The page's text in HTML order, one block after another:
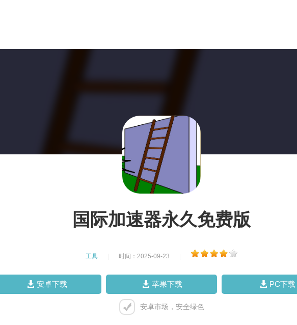
国际加速器永久免费版
工具 时间：2025-09-23
安卓下载 苹果下载 PC下载
安卓市场，安全绿色